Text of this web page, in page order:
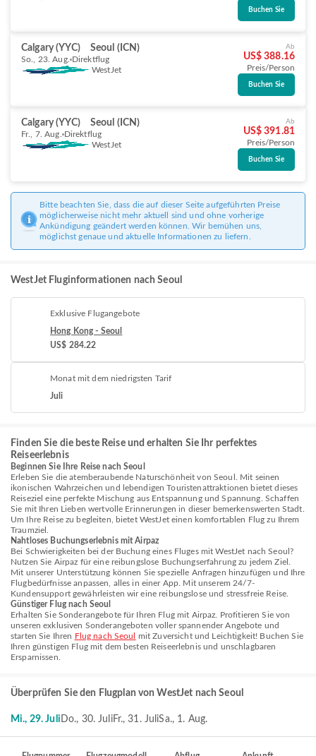
Buchen Sie
Calgary (YYC) Seoul (ICN)
So., 23. Aug. Direktflug
WestJet
Ab
US$ 388.16
Preis/Person
Buchen Sie
Calgary (YYC) Seoul (ICN)
Fr., 7. Aug. Direktflug
WestJet
Ab
US$ 391.81
Preis/Person
Buchen Sie
Bitte beachten Sie, dass die auf dieser Seite aufgeführten Preise
möglicherweise nicht mehr aktuell sind und ohne vorherige
Ankündigung geändert werden können. Wir bemühen uns,
möglichst genaue und aktuelle Informationen zu liefern.
WestJet Fluginformationen nach Seoul
Exklusive Flugangebote
Hong Kong - Seoul
US$ 284.22
Monat mit dem niedrigsten Tarif
Juli
Finden Sie die beste Reise und erhalten Sie Ihr perfektes
Reiseerlebnis
Beginnen Sie Ihre Reise nach Seoul
Erleben Sie die atemberaubende Naturschönheit von Seoul. Mit seinen
ikonischen Wahrzeichen und lebendigen Touristenattraktionen bietet dieses
Reiseziel eine perfekte Mischung aus Entspannung und Spannung. Schaffen
Sie mit Ihren Lieben wertvolle Erinnerungen in dieser bemerkenswerten Stadt.
Um Ihre Reise zu begleiten, bietet WestJet einen komfortablen Flug zu Ihrem
Traumziel.
Nahtloses Buchungserlebnis mit Airpaz
Bei Schwierigkeiten bei der Buchung eines Fluges mit WestJet nach Seoul?
Nutzen Sie Airpaz für eine reibungslose Buchungserfahrung zu jedem Ziel.
Mit unserer Unterstützung können Sie spezielle Anfragen hinzufügen und Ihre
Flugbedürfnisse anpassen, alles in einer App. Mit unserem 24/7-
Kundensupport gewährleisten wir eine reibungslose und stressfreie Reise.
Günstiger Flug nach Seoul
Erhalten Sie Sonderangebote für Ihren Flug mit Airpaz. Profitieren Sie von
unseren exklusiven Sonderangeboten voller spannender Angebote und
starten Sie Ihren Flug nach Seoul
mit Zuversicht und Leichtigkeit! Buchen Sie
Ihren günstigen Flug mit dem besten Reiseerlebnis und unschlagbaren
Ersparnissen.
Überprüfen Sie den Flugplan von WestJet nach Seoul
Mi., 29. Juli Do., 30. JuliFr., 31. JuliSa., 1. Aug.